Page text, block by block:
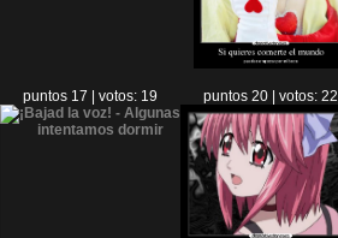
puntos 17 | votos: 19 puntos 20 | votos: 22